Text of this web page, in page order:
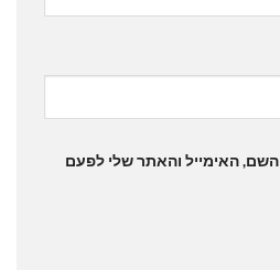
האימייל והאתר שלי לפעם